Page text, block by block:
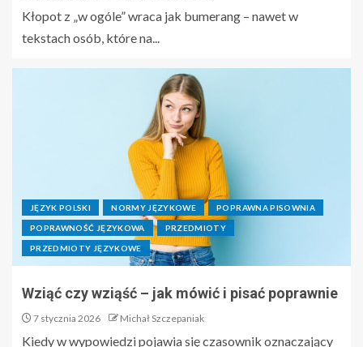
Kłopot z „w ogóle” wraca jak bumerang – nawet w
tekstach osób, które na...
JĘZYK POLSKI NORMY JĘZYKOWE POPRAWNA PISOWNIA
POPRAWNOŚĆ JĘZYKOWA PRZEDMIOTY
PRZEDMIOTY JĘZYKOWE
Wziąć czy wziąść – jak mówić i pisać poprawnie
7 stycznia 2026 Michał Szczepaniak
Kiedy w wypowiedzi pojawia się czasownik oznaczający